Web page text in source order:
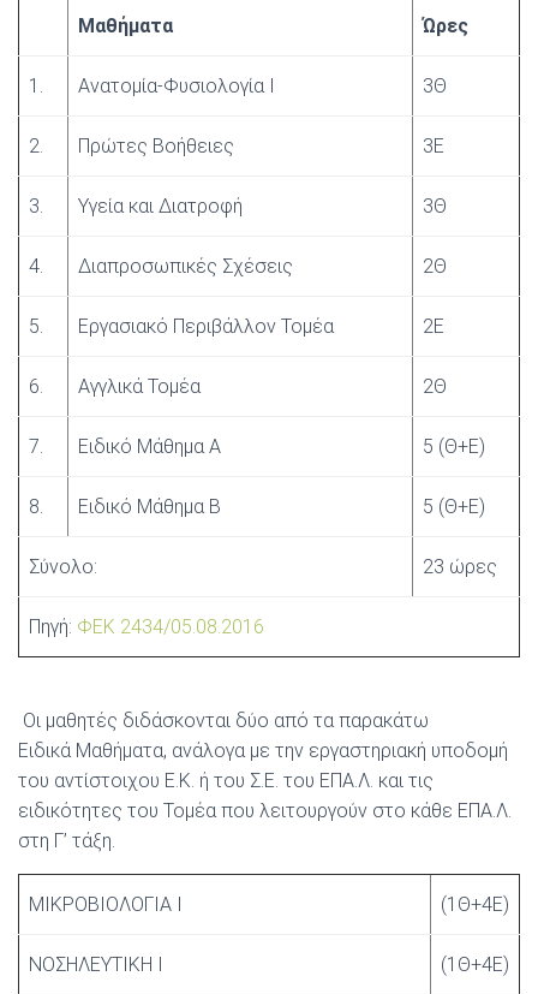
Μαθήματα Ώρες
1. Ανατομία-Φυσιολογία Ι 3Θ
2. Πρώτες Βοήθειες 3Ε
3. Υγεία και Διατροφή 3Θ
4. Διαπροσωπικές Σχέσεις 2Θ
5. Εργασιακό Περιβάλλον Τομέα 2Ε
6. Αγγλικά Τομέα 2Θ
7. Ειδικό Μάθημα Α 5 (Θ+Ε)
8. Ειδικό Μάθημα Β 5 (Θ+Ε)
Σύνολο: 23 ώρες
Πηγή: ΦΕΚ 2434/05.08.2016
Οι μαθητές διδάσκονται δύο από τα παρακάτω
Ειδικά Μαθήματα, ανάλογα με την εργαστηριακή υποδομή
του αντίστοιχου Ε.Κ. ή του Σ.Ε. του ΕΠΑ.Λ. και τις
ειδικότητες του Τομέα που λειτουργούν στο κάθε ΕΠΑ.Λ.
στη Γ’ τάξη.
ΜΙΚΡΟΒΙΟΛΟΓΙΑ Ι (1Θ+4Ε)
ΝΟΣΗΛΕΥΤΙΚΗ Ι (1Θ+4Ε)